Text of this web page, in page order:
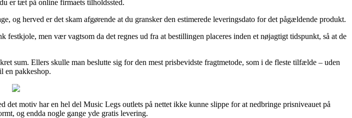
er tæt på online firmaets tilholdssted.
herved er det skam afgørende at du gransker den estimerede leveringsdato for det pågældende produkt.
men vær vagtsom da det regnes ud fra at bestillingen placeres inden et nøjagtigt tidspunkt, så at de
sum. Ellers skulle man beslutte sig for den mest prisbevidste fragtmetode, som i de fleste tilfælde – uden
en pakkeshop.
motiv har en hel del Music Legs outlets på nettet ikke kunne slippe for at nedbringe prisniveauet på
og endda nogle gange yde gratis levering.